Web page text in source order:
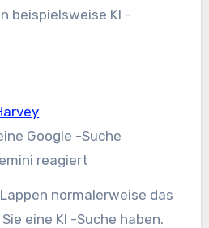
beispielsweise KI -
Google -Suche
reagiert
normalerweise das
eine KI -Suche haben.